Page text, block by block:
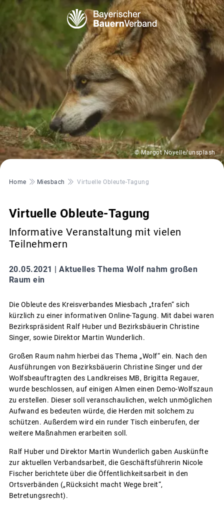
© Margot Noyelle/unsplash
Pfadnavigation
Home Miesbach Virtuelle Obleute-Tagung
Virtuelle Obleute-Tagung
Informative Veranstaltung mit vielen
Teilnehmern
20.05.2021 | Aktuelles Thema Wolf nahm großen
Raum ein
Die Obleute des Kreisverbandes Miesbach „trafen“ sich
kürzlich zu einer informativen Online-Tagung. Mit dabei waren
Bezirkspräsident Ralf Huber und Bezirksbäuerin Christine
Singer, sowie Direktor Martin Wunderlich.
Großen Raum nahm hierbei das Thema „Wolf“ ein. Nach den
Ausführungen von Bezirksbäuerin Christine Singer und der
Wolfsbeauftragten des Landkreises MB, Brigitta Regauer,
wurde beschlossen, auf einigen Almen einen Demo-Wolfszaun
zu erstellen. Dieser soll veranschaulichen, welch unmöglichen
Aufwand es bedeuten würde, die Herden mit solchem zu
schützen. Außerdem wird ein runder Tisch einberufen, der
weitere Maßnahmen erarbeiten soll.
Ralf Huber und Direktor Martin Wunderlich gaben Auskünfte
zur aktuellen Verbandsarbeit, die Geschäftsführerin Nicole
Fischer berichtete über die Öffentlichkeitsarbeit in den
Ortsverbänden („Rücksicht macht Wege breit“,
Betretungsrecht).